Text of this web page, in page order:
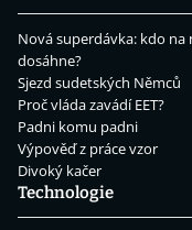
Nová superdávka: kdo na
dosáhne?
Sjezd sudetských Němců
Proč vláda zavádí EET?
Padni komu padni
Výpověď z práce vzor
Divoký kačer
Technologie